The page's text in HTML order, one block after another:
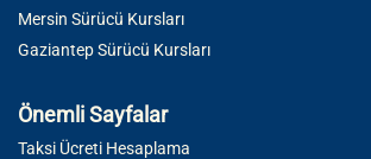
Mersin Sürücü Kursları
Gaziantep Sürücü Kursları
Önemli Sayfalar
Taksi Ücreti Hesaplama